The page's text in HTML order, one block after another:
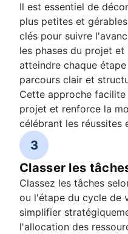
Il est essentiel de
plus petites et
clés pour suivre
les phases du projet
atteindre chaque
parcours clair et
Cette approche
projet et renforce la
célébrant les réussites
3
Classer les
Classez les tâches
ou l'étape du cycle de
simplifier
l'allocation des